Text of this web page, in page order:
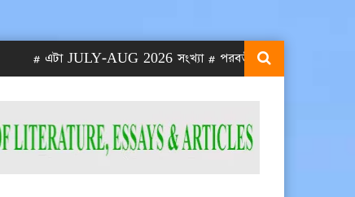
# এটা JULY-AUG 2026 সংখ্যা # পরবর্তী SEPT-OCT 2026